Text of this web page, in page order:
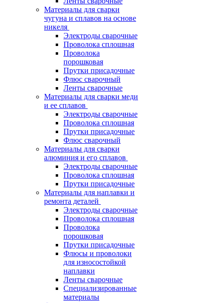
Материалы для сварки
чугуна и сплавов на основе
никеля
Электроды сварочные
Проволока сплошная
Проволока
порошковая
Прутки присадочные
Флюс сварочный
Ленты сварочные
Материалы для сварки меди
и ее сплавов
Электроды сварочные
Проволока сплошная
Прутки присадочные
Флюс сварочный
Материалы для сварки
алюминия и его сплавов
Электроды сварочные
Проволока сплошная
Прутки присадочные
Материалы для наплавки и
ремонта деталей
Электроды сварочные
Проволока сплошная
Проволока
порошковая
Прутки присадочные
Флюсы и проволоки
для износостойкой
наплавки
Ленты сварочные
Специализированные
материалы